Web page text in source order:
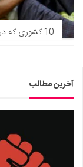
10 کشوری که در آن مردم بیشترین آمار مصرف سیگار را دارند
آخرین مطالب